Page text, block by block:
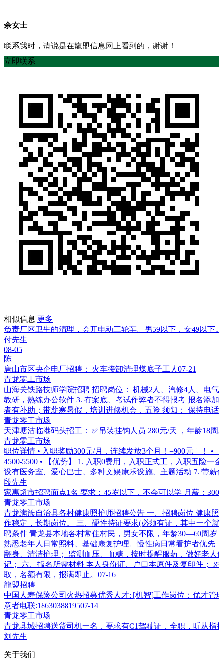
余女士
联系我时，请说是在龍盟信息网上看到的，谢谢！
立即联系
相似信息 更多
负责厂区卫生的清理，会开电动三轮车。男59以下，女49以
付先生
08-05
陈
唐山市区央企电厂招聘： 火车接卸清理煤底子工人 07-21
青龙零工市场
山海关铁路技师学院招聘 招聘岗位： 机械2人、汽修4人、电
教研，熟练办公软件 3. 有案底、考试作弊者不得报考 报名
者有补助；带薪寒暑假，培训进修机会，五险 须知： 保持电
青龙零工市场
天津塘沽临港码头招工： ✅吊装挂钩人员 280元/天 ，年龄18
青龙零工市场
职位详情 • 入职奖励300元/月，连续发放3个月！=900元！！
4500-5500 • 【优势】 1. 入职0费用，入职正式工，入职五险
设有医务室、爱心巴士、多种文娱康乐设施、主题活动 7. 带
段先生
家惠超市招聘面点1名 要求：45岁以下，不会可以学 月薪：
青龙零工市场
青龙满族自治县各村健康照护师招聘公告 一、招聘岗位 健康
作稳定，长期岗位。 三、硬性持证要求(必须有证，其中一个
聘条件 青龙县本地各村常住村民，男女不限，年龄30—60周
熟悉老年人日常照料、基础康复护理、慢性病日常看护者优
翻身、清洁护理； 监测血压、血糖，按时提醒服药，做好老
记； 六、报名所需材料 本人身份证、户口本原件及复印件；
取，名额有限，报满即止。 07-16
龍盟招聘
中国人寿保险公司火热招募优秀人才: [机智]工作岗位：优才
意者电联:1863038819507-14
青龙零工市场
青龙县城招聘送货司机一名，要求有C1驾驶证，全职，听从指
刘先生
关于我们